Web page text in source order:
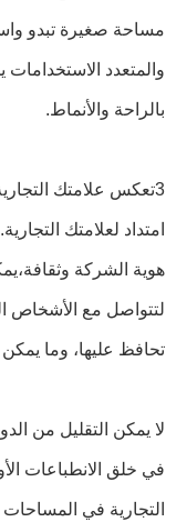
مساحة صغيرة تبدو
والمتعدد
بالراحة والأنماط.
3تعكس علامتك
امتداد لعلامتك
هوية الشركة
لتتواصل مع الأشخاص
تحافظ عليها، وما
لا يمكن التقليل من
في خلق الانطباعات
التجارية في المساحات